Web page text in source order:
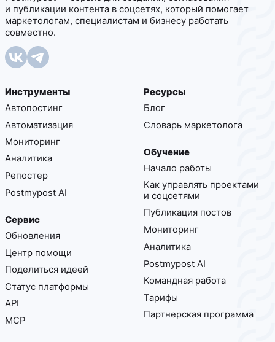
и публикации контента в соцсетях, который помогает
маркетологам, специалистам и бизнесу работать
совместно.
Инструменты
Автопостинг
Автоматизация
Мониторинг
Аналитика
Репостер
Postmypost AI
Сервис
Обновления
Центр помощи
Поделиться идеей
Статус платформы
API
MCP
Ресурсы
Блог
Cловарь маркетолога
Обучение
Начало работы
Как управлять проектами
и соцсетями
Публикация постов
Мониторинг
Аналитика
Postmypost AI
Командная работа
Тарифы
Партнерская программа